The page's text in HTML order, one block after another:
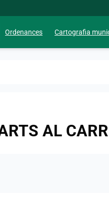
Ordenances Cartografia
AL